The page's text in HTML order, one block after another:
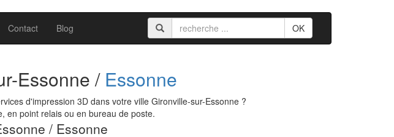
Contact Blog OK
Essonne / Essonne
d'impression 3D dans votre ville Gironville-sur-Essonne ?
en point relais ou en bureau de poste.
/ Essonne